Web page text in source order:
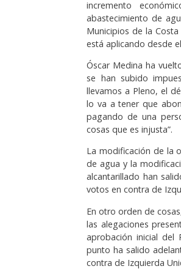
incremento
abastecimiento de
Municipios de la
está aplicando desde
Óscar Medina ha
se han subido
llevamos a Pleno, el
lo va a tener que
pagando de una
cosas que es injusta”.
La modificación de la
de agua y la
alcantarillado han
votos en contra de
En otro orden de
las alegaciones
aprobación inicial del
punto ha salido
contra de Izquierda